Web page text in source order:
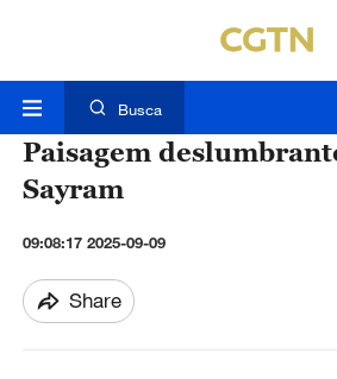
Busca
Paisagem
Sayram
09:08:17 2025-09-09
Share